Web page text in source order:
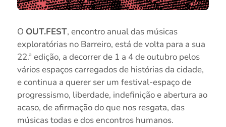
O OUT.FEST, encontro anual das músicas
exploratórias no Barreiro, está de volta para a sua
22.ª edição, a decorrer de 1 a 4 de outubro pelos
vários espaços carregados de histórias da cidade,
e continua a querer ser um festival-espaço de
progressismo, liberdade, indefinição e abertura ao
acaso, de afirmação do que nos resgata, das
músicas todas e dos encontros humanos.